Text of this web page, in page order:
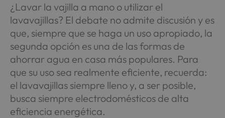
¿Lavar la vajilla a mano o utilizar el
lavavajillas? El debate no admite discusión y es
que, siempre que se haga un uso apropiado, la
segunda opción es una de las formas de
ahorrar agua en casa más populares. Para
que su uso sea realmente eficiente, recuerda:
el lavavajillas siempre lleno y, a ser posible,
busca siempre electrodomésticos de alta
eficiencia energética.